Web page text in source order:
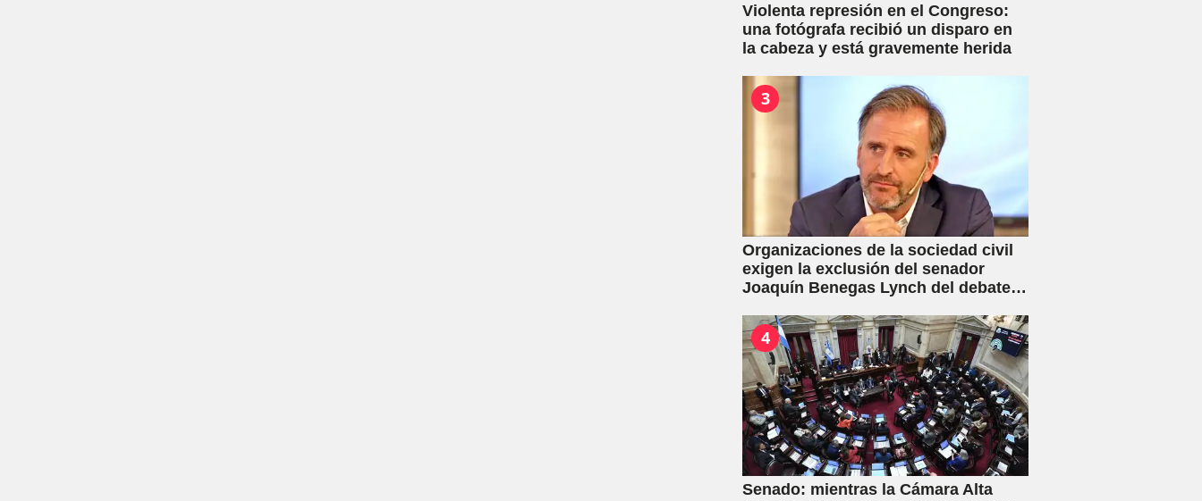
Violenta represión en el Congreso:
una fotógrafa recibió un disparo en
la cabeza y está gravemente herida
3
Organizaciones de la sociedad civil
exigen la exclusión del senador
Joaquín Benegas Lynch del debate
por conflicto de intereses
4
Senado: mientras la Cámara Alta